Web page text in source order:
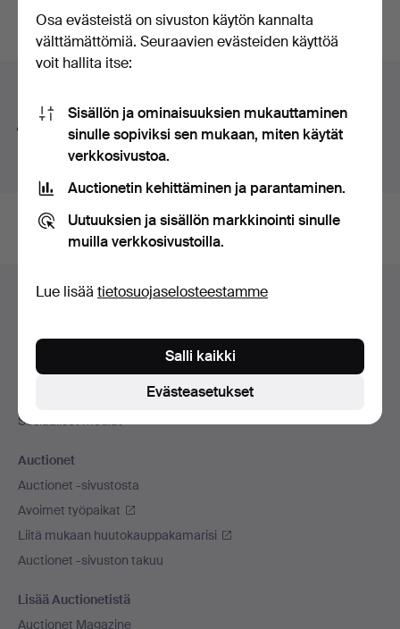
Käynnissä
olevat
Meillä ei valitettavasti ole hakuasi vastaavia esineitä.
Teemme automaattisesti hakuja sanojen osilla. Jos
haet sanallakorulöydämme myös
Apua ja yhteystiedot
Kaikki huutokauppakamarit
Maksuvaihtoehdot
Käytämme kuljetusliikettä
Sosiaaliset mediat
Auctionet
Auctionet -sivustosta
Avoimet työpaikat
Liitä mukaan huutokauppakamarisi
Auctionet -sivuston takuu
Lisää Auctionetistä
Auctionet Magazine
Osa evästeistä on sivuston käytön kannalta
välttämättömiä. Seuraavien evästeiden käyttöä
voit hallita itse:
Sisällön ja ominaisuuksien mukauttaminen
sinulle sopiviksi sen mukaan, miten käytät
verkkosivustoa.
Auctionetin kehittäminen ja parantaminen.
Uutuuksien ja sisällön markkinointi sinulle
muilla verkkosivustoilla.
Lue lisää tietosuojaselosteestamme
Evästeasetukset
Salli kaikki